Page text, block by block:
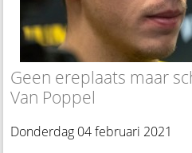
Geen ereplaats maar
Van Poppel
Donderdag 04 februari 2021